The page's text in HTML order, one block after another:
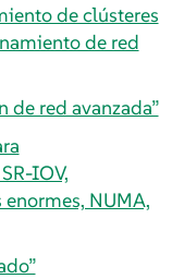
de clústeres
de red
de red avanzada”
IOV,
NUMA,